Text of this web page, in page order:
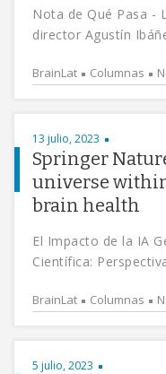
Nota de Qué Pasa -
director Agustín
BrainLat Columnas
13 julio, 2023
Springer
universe
brain health
El Impacto de la IA
Científica:
BrainLat Columnas
5 julio, 2023